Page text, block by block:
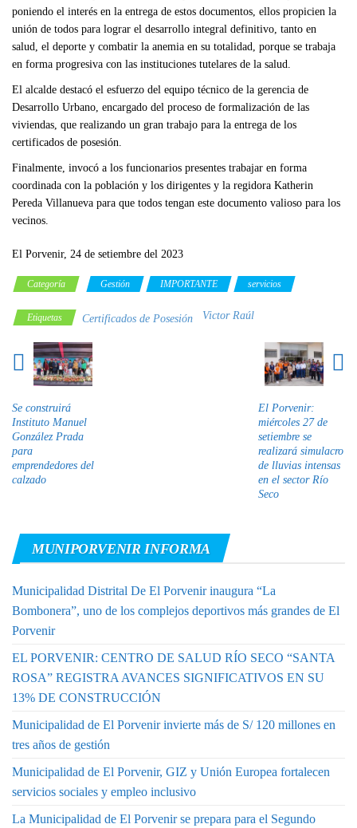
poniendo el interés en la entrega de estos documentos, ellos propicien la
unión de todos para lograr el desarrollo integral definitivo, tanto en
salud, el deporte y combatir la anemia en su totalidad, porque se trabaja
en forma progresiva con las instituciones tutelares de la salud.
El alcalde destacó el esfuerzo del equipo técnico de la gerencia de
Desarrollo Urbano, encargado del proceso de formalización de las
viviendas, que realizando un gran trabajo para la entrega de los
certificados de posesión.
Finalmente, invocó a los funcionarios presentes trabajar en forma
coordinada con la población y los dirigentes y la regidora Katherin
Pereda Villanueva para que todos tengan este documento valioso para los
vecinos.
El Porvenir, 24 de setiembre del 2023
Categoría Gestión IMPORTANTE servicios
Etiquetas Certificados de Posesión Victor Raúl
Se construirá
Instituto Manuel
González Prada
para
emprendedores del
calzado
El Porvenir:
miércoles 27 de
setiembre se
realizará simulacro
de lluvias intensas
en el sector Río
Seco
MUNIPORVENIR INFORMA
Municipalidad Distrital De El Porvenir inaugura “La
Bombonera”, uno de los complejos deportivos más grandes de El
Porvenir
EL PORVENIR: CENTRO DE SALUD RÍO SECO “SANTA
ROSA” REGISTRA AVANCES SIGNIFICATIVOS EN SU
13% DE CONSTRUCCIÓN
Municipalidad de El Porvenir invierte más de S/ 120 millones en
tres años de gestión
Municipalidad de El Porvenir, GIZ y Unión Europea fortalecen
servicios sociales y empleo inclusivo
La Municipalidad de El Porvenir se prepara para el Segundo